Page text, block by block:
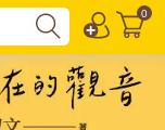
0